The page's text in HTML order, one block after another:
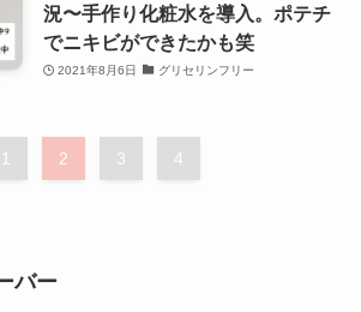
況〜手作り化粧水を導入。ポテチ
でニキビができたかも笑
2021年8月6日 グリセリンフリー
1 2 3 4
バー